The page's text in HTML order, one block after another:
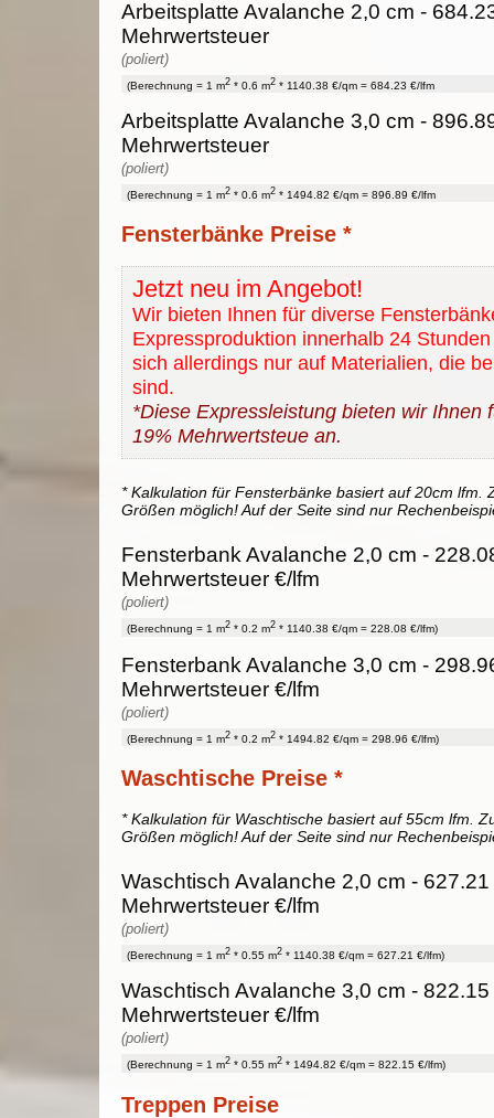
Arbeitsplatte Avalanche 2,0 cm -
Mehrwertsteuer
(poliert)
(Berechnung = 1 m2 * 0.6 m2 * 1140.38 €/qm = 684.23 €/lfm
Arbeitsplatte Avalanche 3,0 cm -
Mehrwertsteuer
(poliert)
(Berechnung = 1 m2 * 0.6 m2 * 1494.82 €/qm = 896.89 €/lfm
Fensterbänke Preise *
Jetzt neu im Angebot!
Wir bieten Ihnen für diverse
Expressproduktion innerhalb 24
sich allerdings nur auf Materialien, die
sind.
*Diese Expressleistung bieten wir Ihnen
19% Mehrwertsteue an.
* Kalkulation für Fensterbänke basiert auf 20cm lfm.
Größen möglich! Auf der Seite sind nur
Fensterbank Avalanche 2,0 cm -
Mehrwertsteuer €/lfm
(poliert)
(Berechnung = 1 m2 * 0.2 m2 * 1140.38 €/qm = 228.08 €/lfm)
Fensterbank Avalanche 3,0 cm -
Mehrwertsteuer €/lfm
(poliert)
(Berechnung = 1 m2 * 0.2 m2 * 1494.82 €/qm = 298.96 €/lfm)
Waschtische Preise *
* Kalkulation für Waschtische basiert auf 55cm lfm.
Größen möglich! Auf der Seite sind nur
Waschtisch Avalanche 2,0 cm -
Mehrwertsteuer €/lfm
(poliert)
(Berechnung = 1 m2 * 0.55 m2 * 1140.38 €/qm = 627.21 €/lfm)
Waschtisch Avalanche 3,0 cm -
Mehrwertsteuer €/lfm
(poliert)
(Berechnung = 1 m2 * 0.55 m2 * 1494.82 €/qm = 822.15 €/lfm)
Treppen Preise